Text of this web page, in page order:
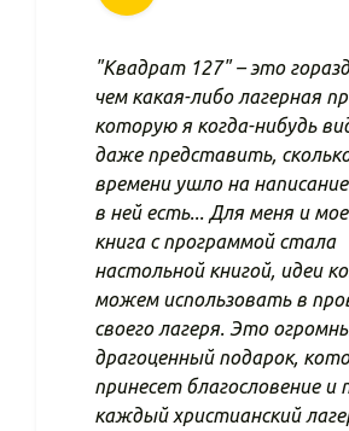
"Квадрат 127" – это
чем какая-либо лагерная
которую я когда-нибудь
даже представить,
времени ушло на
в ней есть... Для меня и
книга с программой стала
настольной книгой, идеи
можем использовать в
своего лагеря. Это
драгоценный подарок,
принесет благословение и
каждый христианский